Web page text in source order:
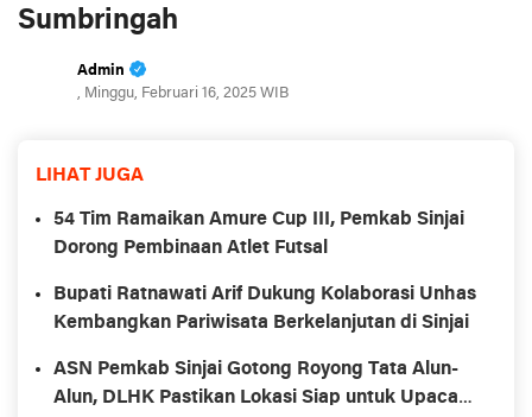
Sumbringah
Admin
, Minggu, Februari 16, 2025 WIB
LIHAT JUGA
54 Tim Ramaikan Amure Cup III, Pemkab Sinjai
Dorong Pembinaan Atlet Futsal
Bupati Ratnawati Arif Dukung Kolaborasi Unhas
Kembangkan Pariwisata Berkelanjutan di Sinjai
ASN Pemkab Sinjai Gotong Royong Tata Alun-
Alun, DLHK Pastikan Lokasi Siap untuk Upacara